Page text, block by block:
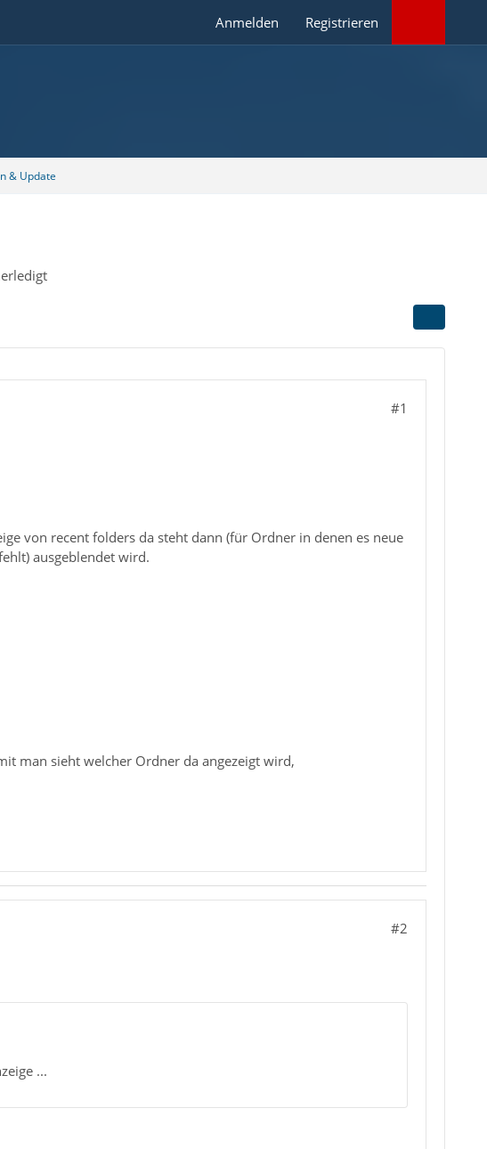
Anmelden Registrieren
& Update
#1
von recent folders da steht dann (für Ordner in denen es neue
ausgeblendet wird.
man sieht welcher Ordner da angezeigt wird,
#2
...